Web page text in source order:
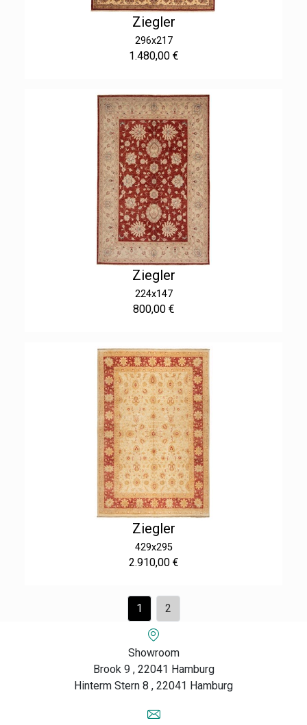
Ziegler
296x217
1.480,00 €
Ziegler
224x147
800,00 €
Ziegler
429x295
2.910,00 €
1 2
Showroom
Brook 9 , 22041 Hamburg
Hinterm Stern 8 , 22041 Hamburg